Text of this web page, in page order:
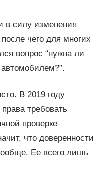
в силу изменения
чего для многих
вопрос “нужна ли
В 2019 году
требовать
проверке
что доверенности
Ее всего лишь